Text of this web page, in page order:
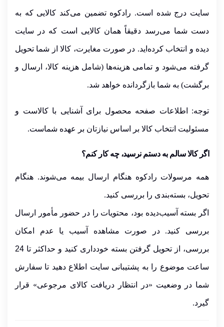
سایت درج شده است. رادکوه تضمین می‌کند کالایی که به
دست شما می‌رسد دقیقاً همان کالایی است که در سایت
دیده و انتخاب کرده‌اید. در صورت مغایرت، کالا از شما تحویل
گرفته می‌شود و تمامی هزینه‌ها(شامل هزینه کالا، ارسال و
برگشت) به شما بازگردانده خواهد شد.
توجه: اطلاعات صفحه محصول برای آشنایی با کالاست و
مسئولیت انتخاب کالا بر اساس نیازتان بر عهده شماست.
اگر کالا سالم به دستم نرسید، چه کار کنم؟
همه مرسولات رادکوه هنگام ارسال بیمه می‌شوند. هنگام
تحویل، بسته‌بندی را بررسی کنید.
اگر بسته آسیب‌دیده بود، محتویات را در حضور مأمور ارسال
بررسی کنید. در صورت مشاهده آسیب یا عدم امکان
بررسی، از تحویل گرفتن بسته خودداری کنید و حداکثر تا 24
ساعت موضوع را به پشتیبانی سایت اطلاع دهید تا سفارش
شما در وضعیت «در انتظار دریافت کالای مرجوعی» قرار
گیرد.